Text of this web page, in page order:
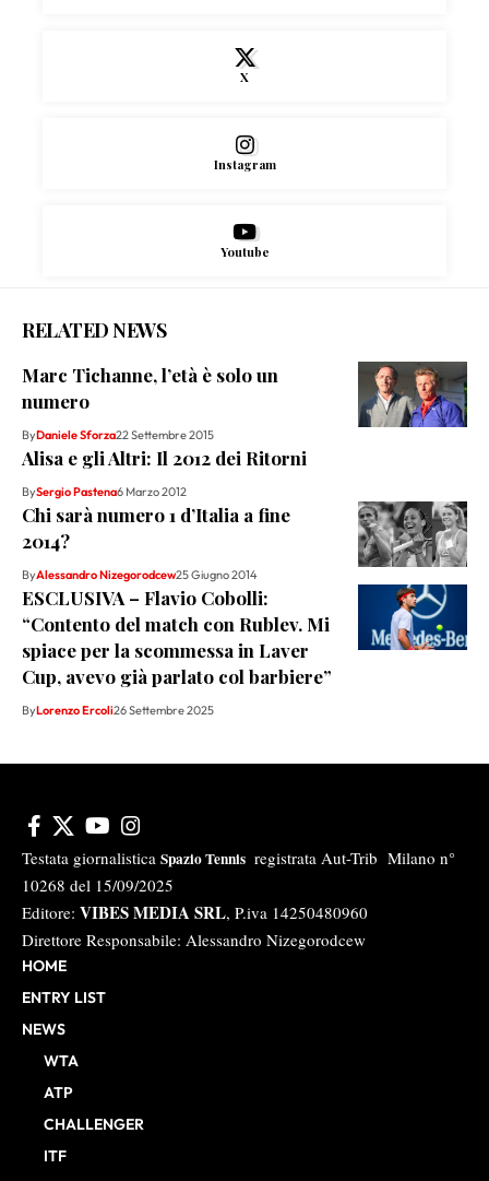
X
Instagram
Youtube
RELATED NEWS
Marc Tichanne, l’età è solo un
numero
ByDaniele Sforza22 Settembre 2015
Alisa e gli Altri: Il 2012 dei Ritorni
BySergio Pastena6 Marzo 2012
Chi sarà numero 1 d’Italia a fine
2014?
ByAlessandro Nizegorodcew25 Giugno 2014
ESCLUSIVA – Flavio Cobolli:
“Contento del match con Rublev. Mi
spiace per la scommessa in Laver
Cup, avevo già parlato col barbiere”
ByLorenzo Ercoli26 Settembre 2025
Testata giornalistica Spazio Tennis registrata Aut-Trib Milano n°
10268 del 15/09/2025
Editore: VIBES MEDIA SRL, P.iva 14250480960
Direttore Responsabile: Alessandro Nizegorodcew
HOME
ENTRY LIST
NEWS
WTA
ATP
CHALLENGER
ITF